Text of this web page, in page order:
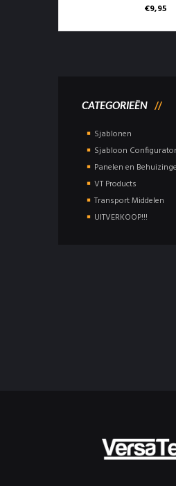
€9,95
CATEGORIEËN
Sjablonen
Sjabloon Configurator
Panelen en
VT Products
Transport Middelen
UITVERKOOP!!!